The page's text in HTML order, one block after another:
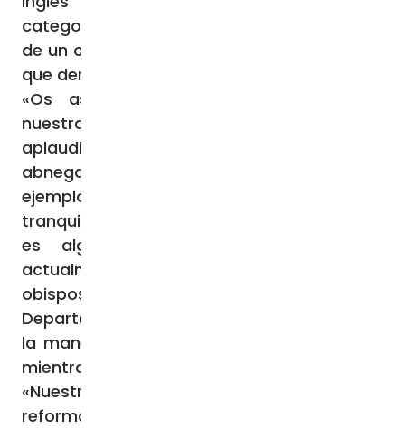
categoría jurídica precisa de un empleado
de un organismo público o de una empresa
que denuncia irregularidades).
«Os aseguramos nuestra solidaridad y
nuestras oraciones constantes… Os
aplaudimos por el don del coraje y la
abnegación como informadores. Vuestro
ejemplo de sacrificar el interés propio y la
tranquilidad de espíritu por el bien común
es algo que nuestro país necesita
actualmente en abundancia», dicen los
obispos de la SACBC, que piden al
Departamento de Justicia «que encuentre
la manera de proteger a los informadores
mientras se reforman las leyes».
«Nuestra esperanza y oración es que las
reformas legales propuestas sobre los